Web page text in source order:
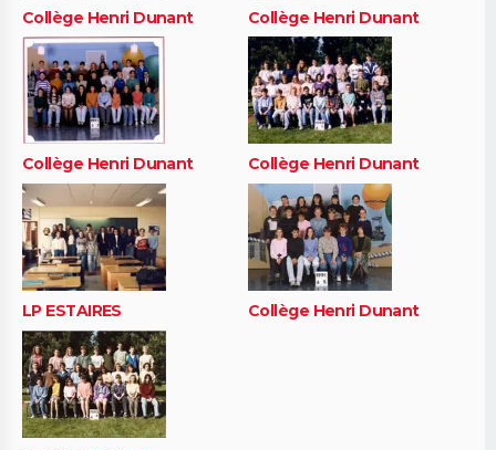
Collège Henri Dunant Collège Henri Dunant
Collège Henri Dunant Collège Henri Dunant
LP ESTAIRES Collège Henri Dunant